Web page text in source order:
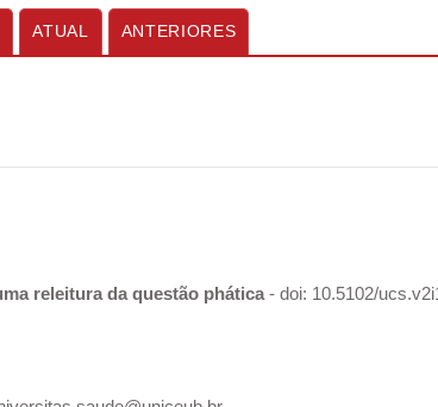
ATUAL ANTERIORES
releitura da questão phática- doi: 10.5102/